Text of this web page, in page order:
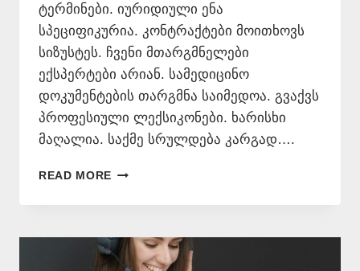
ტერმინები. იურიდიული ენა
სპეციფიკურია. კონტრაქტები მოითხოვს
სიზუსტეს. ჩვენი მთარგმნელები
ექსპერტები არიან. სამედიცინო
დოკუმენტების თარგმნა საიმედოა. გვაქვს
პროფესიული ლექსიკონები. ხარისხი
მაღალია. საქმე სრულდება კარგად….
READ MORE ᲡᲐᲛᲔᲓᲘᲪᲘᲜᲝ
ᲗᲐᲠᲒᲛᲜᲐ
577546577